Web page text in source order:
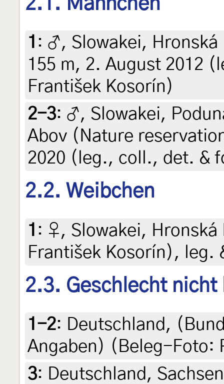
1 : ♂, Slowakei,
155 m, 2. August 2012
František Kosorín)
2-3: ♂, Slowakei,
Abov (Nature
2020 (leg., coll., det. &
2.2. Weibchen
1 : ♀, Slowakei,
František Kosorín), leg.
2.3. Geschlecht nicht
1-2: Deutschland,
Angaben) (Beleg-Foto:
3: Deutschland,